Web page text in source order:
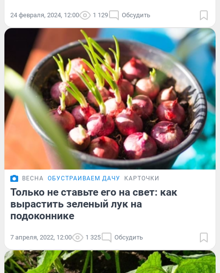
24 февраля, 2024, 12:00 1 129 Обсудить
ВЕСНА ОБУСТРАИВАЕМ ДАЧУ КАРТОЧКИ
Только не ставьте его на свет: как
вырастить зеленый лук на
подоконнике
7 апреля, 2022, 12:00 1 325 Обсудить